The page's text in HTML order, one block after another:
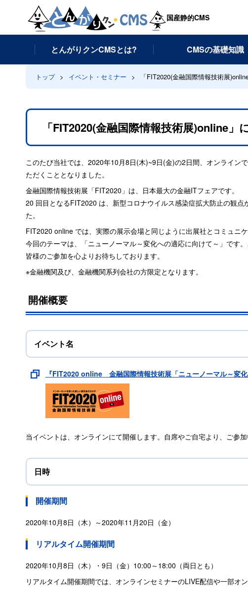
国産静的CMS
とんがりクンCMSとは? CMSの基礎知識
トップ イベント・セミナー 「FIT2020(金融国際情報技術展
「FIT2020(金融国際情報技術展)online
このたび当社では、2020年10月8日(木)~9日(金)の2日間、オンライン
ただくこととなりました。
金融国際情報技術展「FIT2020」は、日本最大の金融ITフェアです。
20 回目となるFIT2020 は、新型コロナウイルス感染症拡大防止の観
た。
FIT2020 online では、実際の展示会場と同じように出展社とコミュニ
今回のテーマは、「ニューノーマル～変化への適応に向けて～」です
皆様のご参加を心よりお待ちしております。
※金融機関及び、金融機関系列会社の方限定となります。
開催概要
イベント名
『FIT2020 online 金融国際情報技術展「ニューノーマル～変化
当イベントは、オンラインにて開催します。自席やご自宅より、ご参加
日時
開催期間
2020年10月8日（木）～2020年11月20日（金）
リアルタイム開催期間
2020年10月8日（木）・9日（金）10:00～18:00（両日とも）
リアルタイム開催期間では、オンラインセミナーのLIVE配信や一部オ